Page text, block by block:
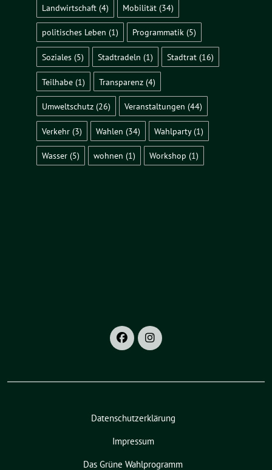
Landwirtschaft (4) Mobilität(34)
politisches Leben (1) Programmatik(5)
Soziales (5) Stadtradeln (1) Stadtrat(16)
Teilhabe (1) Transparenz(4)
Umweltschutz (26) Veranstaltungen (44)
Verkehr (3) Wahlen (34) Wahlparty(1)
Wasser (5) wohnen (1) Workshop (1)
Datenschutzerklärung
Impressum
Das Grüne Wahlprogramm